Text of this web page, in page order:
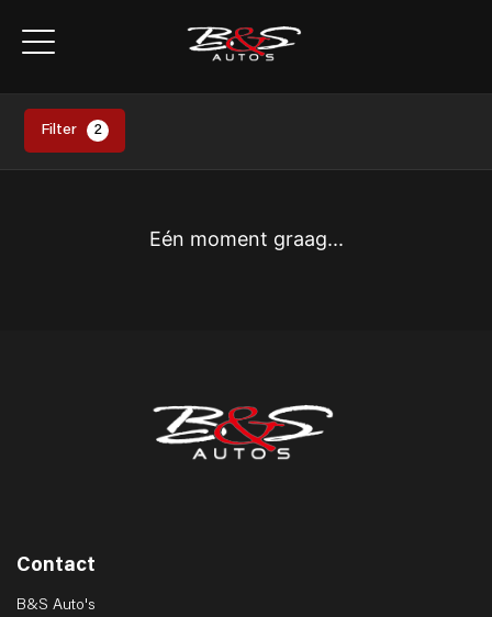
Filter 2
Eén moment graag...
Contact
B&S Auto's